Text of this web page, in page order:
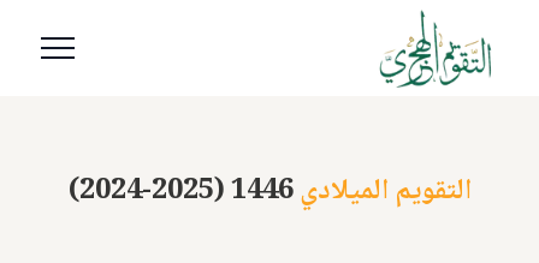
(2024-2025) 1446التقويم الميلادي